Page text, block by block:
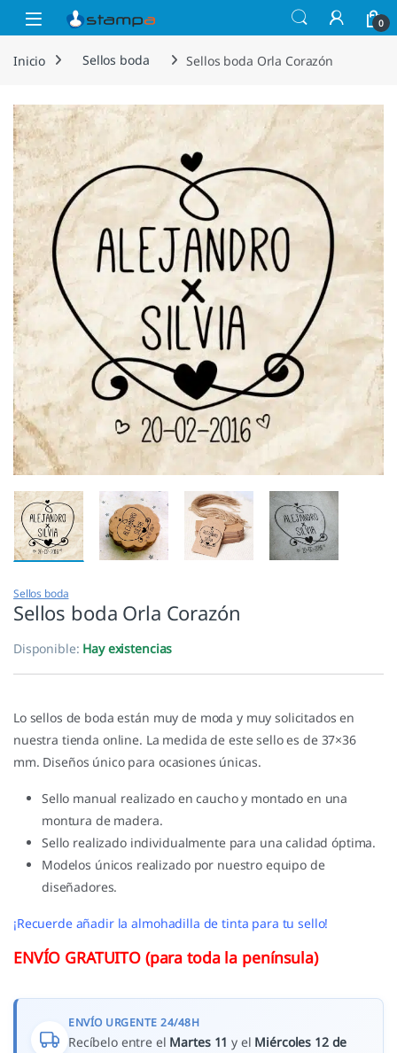
Saltar a la navegación
Saltar al contenido
Open 0
Inicio Sellos boda Sellos boda Orla Corazón
Sellos boda
Sellos boda Orla Corazón
Disponible: Hay existencias
Lo sellos de boda están muy de moda y muy solicitados en
nuestra tienda online. La medida de este sello es de 37×36
mm. Diseños único para ocasiones únicas.
Sello manual realizado en caucho y montado en una
montura de madera.
Sello realizado individualmente para una calidad óptima.
Modelos únicos realizado por nuestro equipo de
diseñadores.
¡Recuerde añadir la almohadilla de tinta para tu sello!
ENVÍO GRATUITO (para toda la península)
ENVÍO URGENTE 24/48H
Recíbelo entre el Martes 11 y el Miércoles 12 de